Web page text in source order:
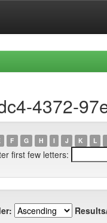
4372-
F G H I J K L
first few letters: